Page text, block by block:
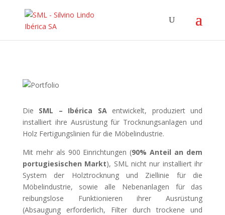
Die SML – Ibérica SAentwickelt, produziert und
installiert ihre Ausrüstung für Trocknungsanlagen und
Holz Fertigungslinien für die Möbelindustrie.
Mit mehr als 900 Einrichtungen (90% Anteil an dem
portugiesischen Markt), SML nicht nur installiert ihr
System der Holztrocknung und Ziellinie für die
Möbelindustrie, sowie alle Nebenanlagen für das
reibungslose Funktionieren ihrer Ausrüstung
(Absaugung erforderlich, Filter durch trockene und